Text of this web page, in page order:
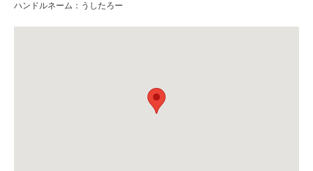
ハンドルネーム：うしたろー